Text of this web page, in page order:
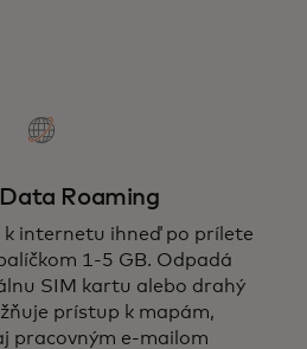
Roaming
internetu ihneď po prílete
1-5 GB. Odpadá
SIM kartu alebo drahý
prístup k mapám,
pracovným e-mailom